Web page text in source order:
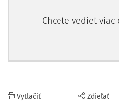
Chcete vedieť viac
Vytlačiť Zdieľať